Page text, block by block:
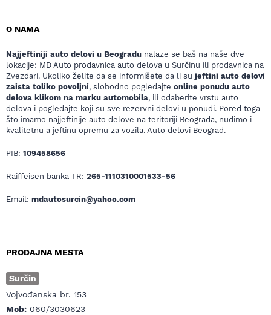
O NAMA
Najjeftiniji auto delovi u Beogradu nalaze se baš na naše dve
lokacije: MD Auto prodavnica auto delova u Surčinu ili prodavnica na
Zvezdari. Ukoliko želite da se informišete da li su jeftini auto delovi
zaista toliko povoljni, slobodno pogledajte online ponudu auto
delova klikom na marku automobila, ili odaberite vrstu auto
delova i pogledajte koji su sve rezervni delovi u ponudi. Pored toga
što imamo najjeftinije auto delove na teritoriji Beograda, nudimo i
kvalitetnu a jeftinu opremu za vozila. Auto delovi Beograd.
PIB: 109458656
Raiffeisen banka TR: 265-1110310001533-56
Email: mdautosurcin@yahoo.com
PRODAJNA MESTA
Surčin
Vojvođanska br. 153
Mob: 060/3030623